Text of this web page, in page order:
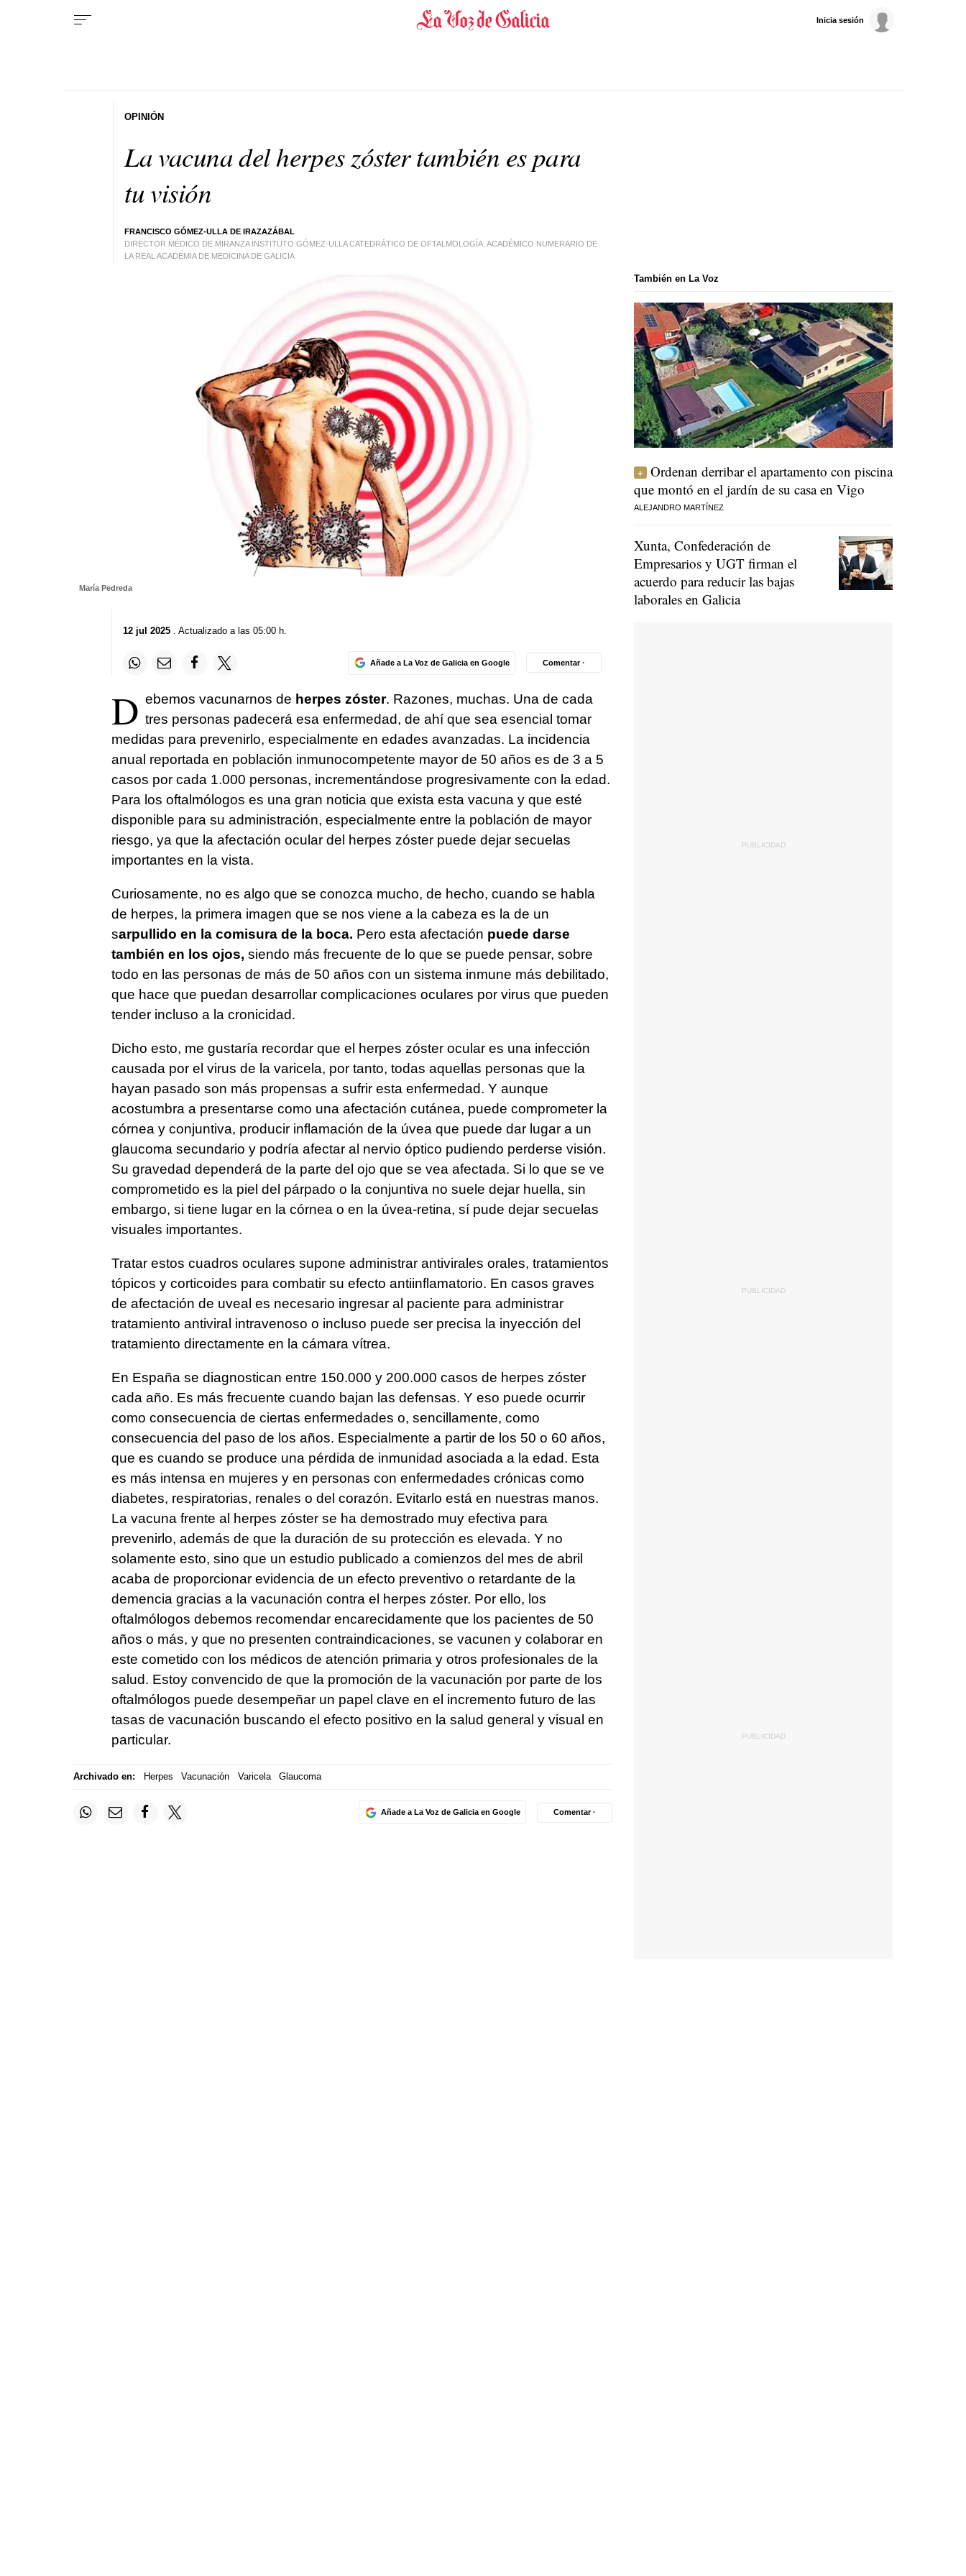
Inicia sesión
La vacuna del herpes zóster también es para
tu visión
FRANCISCO GÓMEZ-ULLA DE IRAZAZÁBAL
DIRECTOR MÉDICO DE MIRANZA INSTITUTO GÓMEZ-ULLA CATEDRÁTICO DE OFTALMOLOGÍA. ACADÉMICO NUMERARIO DE
LA REAL ACADEMIA DE MEDICINA DE GALICIA
OPINIÓN
María Pedreda
12 jul 2025. Actualizado a las 05:00 h.
Añade a La Voz de Galicia en Google Comentar ·
D ebemos vacunarnos de herpes zóster. Razones, muchas. Una de cada
tres personas padecerá esa enfermedad, de ahí que sea esencial tomar
medidas para prevenirlo, especialmente en edades avanzadas. La incidencia
anual reportada en población inmunocompetente mayor de 50 años es de 3 a 5
casos por cada 1.000 personas, incrementándose progresivamente con la edad.
Para los oftalmólogos es una gran noticia que exista esta vacuna y que esté
disponible para su administración, especialmente entre la población de mayor
riesgo, ya que la afectación ocular del herpes zóster puede dejar secuelas
importantes en la vista.
Curiosamente, no es algo que se conozca mucho, de hecho, cuando se habla
de herpes, la primera imagen que se nos viene a la cabeza es la de un
sarpullido en la comisura de la boca. Pero esta afectación puede darse
también en los ojos, siendo más frecuente de lo que se puede pensar, sobre
todo en las personas de más de 50 años con un sistema inmune más debilitado,
que hace que puedan desarrollar complicaciones oculares por virus que pueden
tender incluso a la cronicidad.
Dicho esto, me gustaría recordar que el herpes zóster ocular es una infección
causada por el virus de la varicela, por tanto, todas aquellas personas que la
hayan pasado son más propensas a sufrir esta enfermedad. Y aunque
acostumbra a presentarse como una afectación cutánea, puede comprometer la
córnea y conjuntiva, producir inflamación de la úvea que puede dar lugar a un
glaucoma secundario y podría afectar al nervio óptico pudiendo perderse visión.
Su gravedad dependerá de la parte del ojo que se vea afectada. Si lo que se ve
comprometido es la piel del párpado o la conjuntiva no suele dejar huella, sin
embargo, si tiene lugar en la córnea o en la úvea-retina, sí pude dejar secuelas
visuales importantes.
Tratar estos cuadros oculares supone administrar antivirales orales, tratamientos
tópicos y corticoides para combatir su efecto antiinflamatorio. En casos graves
de afectación de uveal es necesario ingresar al paciente para administrar
tratamiento antiviral intravenoso o incluso puede ser precisa la inyección del
tratamiento directamente en la cámara vítrea.
En España se diagnostican entre 150.000 y 200.000 casos de herpes zóster
cada año. Es más frecuente cuando bajan las defensas. Y eso puede ocurrir
como consecuencia de ciertas enfermedades o, sencillamente, como
consecuencia del paso de los años. Especialmente a partir de los 50 o 60 años,
que es cuando se produce una pérdida de inmunidad asociada a la edad. Esta
es más intensa en mujeres y en personas con enfermedades crónicas como
diabetes, respiratorias, renales o del corazón. Evitarlo está en nuestras manos.
La vacuna frente al herpes zóster se ha demostrado muy efectiva para
prevenirlo, además de que la duración de su protección es elevada. Y no
solamente esto, sino que un estudio publicado a comienzos del mes de abril
acaba de proporcionar evidencia de un efecto preventivo o retardante de la
demencia gracias a la vacunación contra el herpes zóster. Por ello, los
oftalmólogos debemos recomendar encarecidamente que los pacientes de 50
años o más, y que no presenten contraindicaciones, se vacunen y colaborar en
este cometido con los médicos de atención primaria y otros profesionales de la
salud. Estoy convencido de que la promoción de la vacunación por parte de los
oftalmólogos puede desempeñar un papel clave en el incremento futuro de las
tasas de vacunación buscando el efecto positivo en la salud general y visual en
particular.
Archivado en: Herpes Vacunación Varicela Glaucoma
Añade a La Voz de Galicia en Google Comentar ·
También en La Voz
Ordenan derribar el apartamento con piscina
que montó en el jardín de su casa en Vigo
ALEJANDRO MARTÍNEZ
Xunta, Confederación de
Empresarios y UGT firman el
acuerdo para reducir las bajas
laborales en Galicia